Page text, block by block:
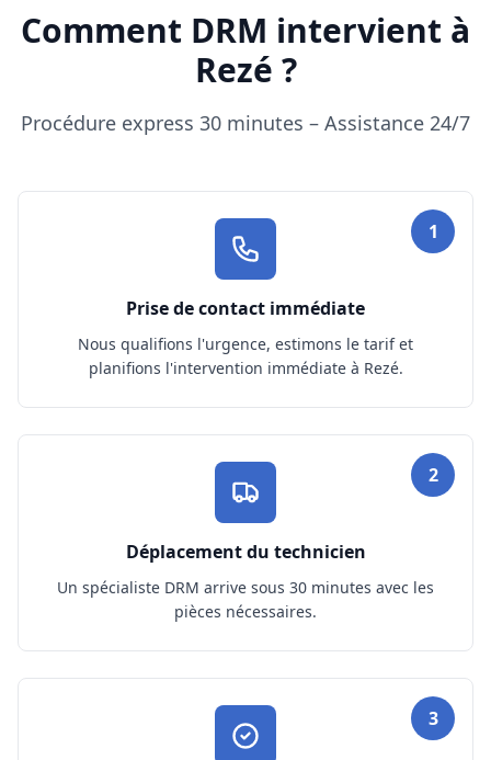
Comment DRM intervient à
Rezé ?
Procédure express 30 minutes – Assistance 24/7
1
Prise de contact immédiate
Nous qualifions l'urgence, estimons le tarif et
planifions l'intervention immédiate à Rezé.
2
Déplacement du technicien
Un spécialiste DRM arrive sous 30 minutes avec les
pièces nécessaires.
3